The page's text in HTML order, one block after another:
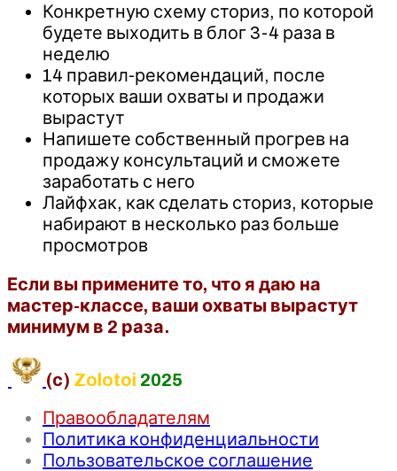
Конкретную схему сториз, по которой
будете выходить в блог 3-4 раза в
неделю
14 правил-рекомендаций, после
которых ваши охваты и продажи
вырастут
Напишете собственный прогрев на
продажу консультаций и сможете
заработать с него
Лайфхак, как сделать сториз, которые
набирают в несколько раз больше
просмотров
Если вы примените то, что я даю на
мастер-классе, ваши охваты вырастут
минимум в 2 раза.
(c) Zolotoi 2025
Правообладателям
Политика конфиденциальности
Пользовательское соглашение